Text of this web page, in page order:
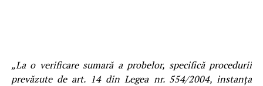
„La o verificare sumară a probelor, specifică procedurii
prevăzute de art. 14 din Legea nr. 554/2004, instanţa